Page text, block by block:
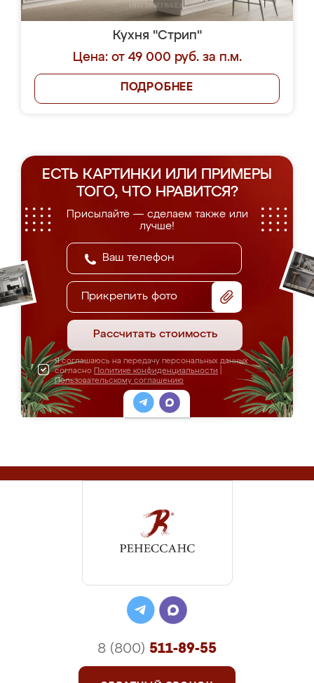
Кухня "Стрип"
Цена: от 49 000 руб. за п.м.
ПОДРОБНЕЕ
ЕСТЬ КАРТИНКИ ИЛИ ПРИМЕРЫ
ТОГО, ЧТО НРАВИТСЯ?
Присылайте — сделаем также или
лучше!
Прикрепить фото
Рассчитать стоимость
Я соглашаюсь на передачу персональных данных
согласно Политике конфиденциальности
Пользовательскому соглашению
8 (800) 511-89-55